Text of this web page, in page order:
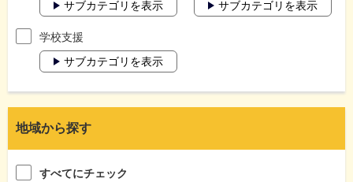
サブカテゴリを表示
サブカテゴリを表示
学校支援
サブカテゴリを表示
地域から探す
すべてにチェック